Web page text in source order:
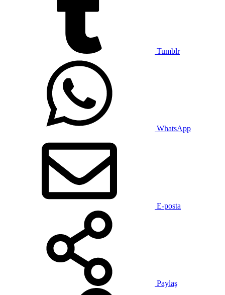
Tumblr
WhatsApp
E-posta
Paylaş